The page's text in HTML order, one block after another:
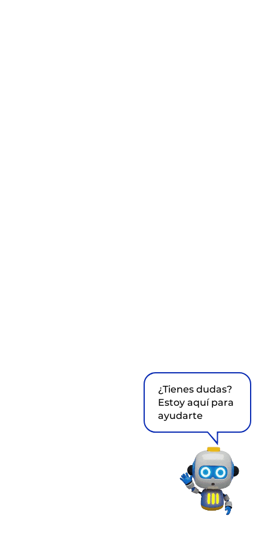
¿Tienes dudas?
Estoy aquí para
ayudarte